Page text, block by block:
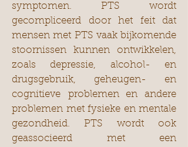
symptomen. PTS wordt
gecompliceerd door het feit dat
mensen met PTS vaak bijkomende
stoornissen kunnen ontwikkelen,
zoals depressie, alcohol- en
drugsgebruik, geheugen- en
cognitieve problemen en andere
problemen met fysieke en mentale
gezondheid. PTS wordt ook
geassocieerd met een